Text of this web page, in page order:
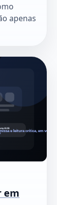
apenas
em